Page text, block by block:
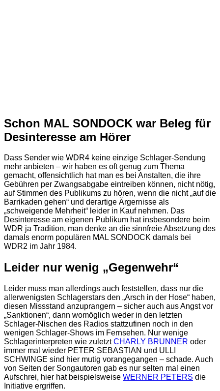
Schon MAL SONDOCK war Beleg für
Desinteresse am Hörer
Dass Sender wie WDR4 keine einzige Schlager-Sendung
mehr anbieten – wir haben es oft genug zum Thema
gemacht, offensichtlich hat man es bei Anstalten, die ihre
Gebühren per Zwangsabgabe eintreiben können, nicht nötig,
auf Stimmen des Publikums zu hören, wenn die nicht „auf die
Barrikaden gehen“ und derartige Ärgernisse als
„schweigende Mehrheit“ leider in Kauf nehmen. Das
Desinteresse am eigenen Publikum hat insbesondere beim
WDR ja Tradition, man denke an die sinnfreie Absetzung des
damals enorm populären MAL SONDOCK damals bei
WDR2 im Jahr 1984.
Leider nur wenig „Gegenwehr“
Leider muss man allerdings auch feststellen, dass nur die
allerwenigsten Schlagerstars den „Arsch in der Hose“ haben,
diesen Missstand anzuprangern – sicher auch aus Angst vor
„Sanktionen“, dann womöglich weder in den letzten
Schlager-Nischen des Radios stattzufinen noch in den
wenigen Schlager-Shows im Fernsehen. Nur wenige
Schlagerinterpreten wie zuletztCHARLY BRUNNER oder
immer mal wieder PETER SEBASTIAN und ULLI
SCHWINGE sind hier mutig vorangegangen – schade. Auch
von Seiten der Songautoren gab es nur selten mal einen
Aufschrei, hier hat beispielsweise WERNER PETERS die
Initiative ergriffen.